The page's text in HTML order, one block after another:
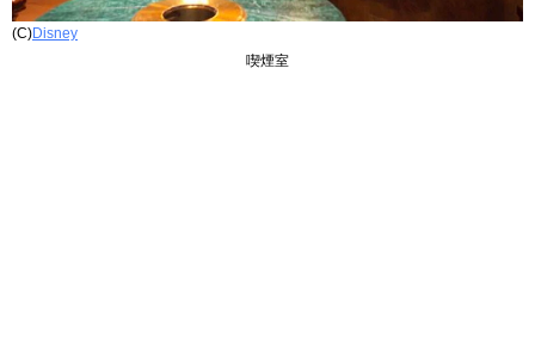
(C)Disney
喫煙室